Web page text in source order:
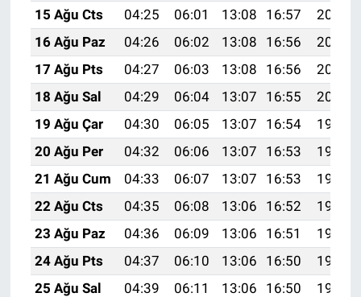
15 Ağu Cts
04:25 06:01 13:08 16:57
20:05
16 Ağu Paz
04:26 06:02 13:08 16:56
20:03
17 Ağu Pts
04:27 06:03 13:08 16:56
20:02
18 Ağu Sal
04:29 06:04 13:07 16:55
20:00
19 Ağu Çar
04:30 06:05 13:07 16:54
19:59
20 Ağu Per
04:32 06:06 13:07 16:53
19:58
21 Ağu Cum
04:33 06:07 13:07 16:53
19:56
22 Ağu Cts
04:35 06:08 13:06 16:52
19:55
23 Ağu Paz
04:36 06:09 13:06 16:51
19:53
24 Ağu Pts
04:37 06:10 13:06 16:50
19:52
25 Ağu Sal
04:39 06:11 13:06 16:50 19:50